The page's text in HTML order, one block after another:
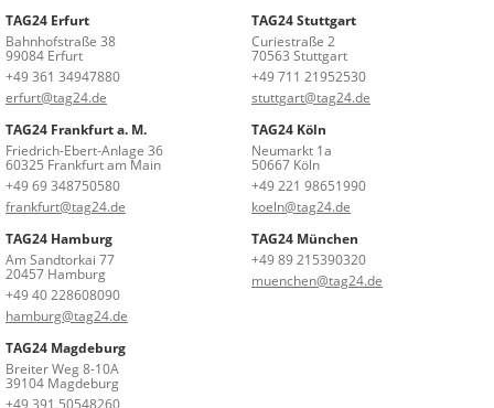
TAG24 Erfurt
Bahnhofstraße 38
99084 Erfurt
+49 361 34947880
erfurt@tag24.de
TAG24 Stuttgart
Curiestraße 2
70563 Stuttgart
+49 711 21952530
stuttgart@tag24.de
TAG24 Frankfurt a. M.
Friedrich-Ebert-Anlage 36
60325 Frankfurt am Main
+49 69 348750580
frankfurt@tag24.de
TAG24 Köln
Neumarkt 1a
50667 Köln
+49 221 98651990
koeln@tag24.de
TAG24 Hamburg
Am Sandtorkai 77
20457 Hamburg
+49 40 228608090
hamburg@tag24.de
TAG24 München
+49 89 215390320
muenchen@tag24.de
TAG24 Magdeburg
Breiter Weg 8-10A
39104 Magdeburg